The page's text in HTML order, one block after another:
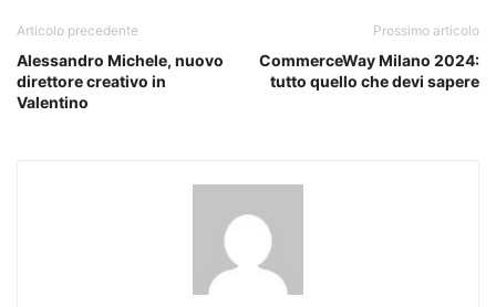
Articolo precedente
Alessandro Michele, nuovo
direttore creativo in
Valentino
Prossimo articolo
CommerceWay Milano 2024:
tutto quello che devi sapere